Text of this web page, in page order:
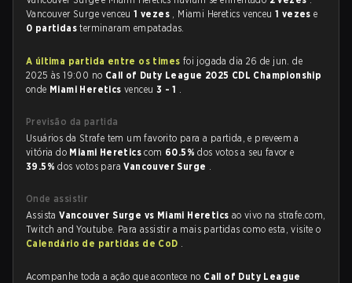
Vancouver Surge venceu1 vezes , Miami Heretics venceu1 vezese
0 partidasterminaram empatadas.
A última partida entre os times foi jogada dia 26 de jun. de
2025 às 19:00 no Call of Duty League 2025 CDL Championship
onde Miami Heretics venceu 3 - 1 .
Previsão da partida
Usuários da Strafe tem um favorito para a partida, e preveem a
vitória do Miami Hereticscom 60.5%dos votos a seu favor e
39.5%dos votos paraVancouver Surge .
Onde assistir
AssistaVancouver Surge vs Miami Heretics ao vivo na strafe.com,
Twitch and Youtube. Para assistir a mais partidas como esta, visite o
Calendário de partidas de CoD .
Acompanhe toda a ação que acontece no Call of Duty League